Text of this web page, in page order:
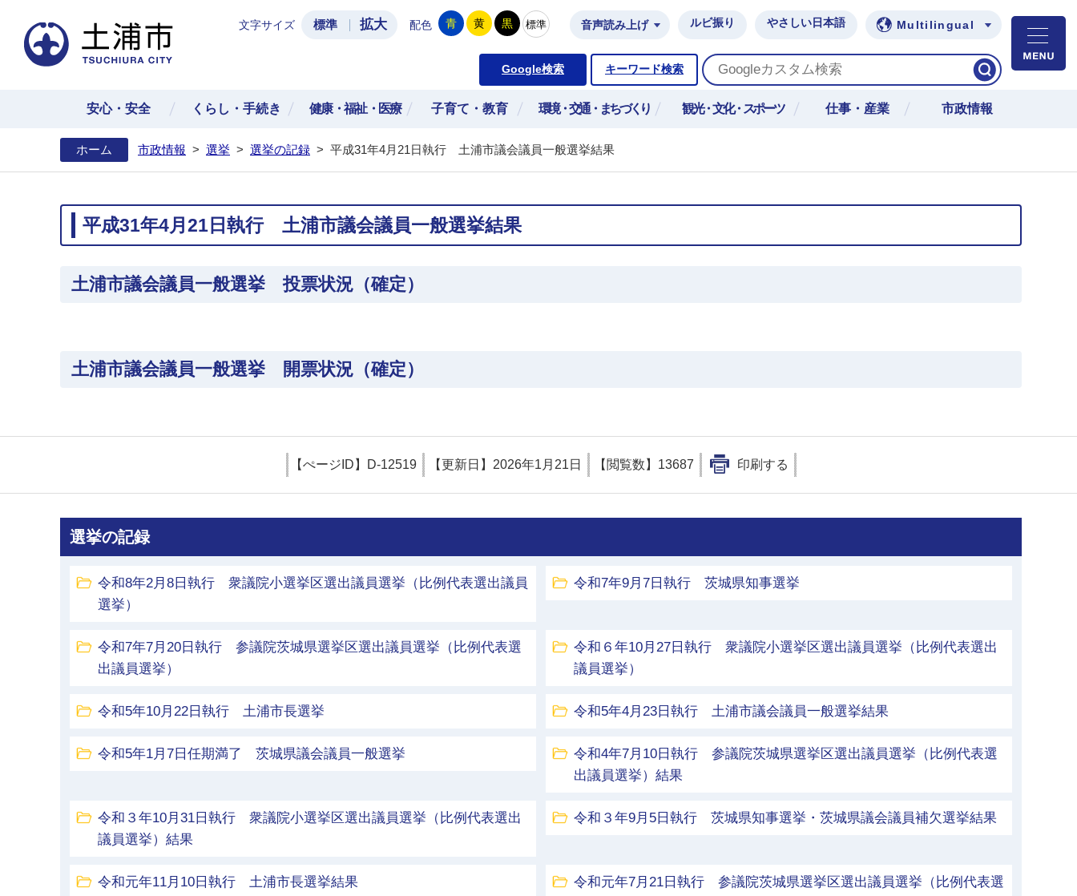
土浦市公式ホームページ
文字サイズ 標準 拡大 配色 青 黄 黒 標準 音声読み上げ ルビ振り やさしい日本語 Multilingual
Google検索 キーワード検索
安心・安全 くらし・手続き 健康・福祉・医療 子育て・教育 環境・交通・まちづくり 観光・文化・スポーツ 仕事・産業 市政情報
ホーム 市政情報 > 選挙 > 選挙の記録 > 平成31年4月21日執行 土浦市議会議員一般選挙結果
平成31年4月21日執行 土浦市議会議員一般選挙結果
土浦市議会議員一般選挙 投票状況（確定）
土浦市議会議員一般選挙 開票状況（確定）
【ぺージID】 D-12519 【更新日】 2026年1月21日 【閲覧数】 13687 印刷する
選挙の記録
令和8年2月8日執行 衆議院小選挙区選出議員選挙（比例代表選出議員
選挙）
令和7年9月7日執行 茨城県知事選挙
令和7年7月20日執行 参議院茨城県選挙区選出議員選挙（比例代表選
出議員選挙）
令和６年10月27日執行 衆議院小選挙区選出議員選挙（比例代表選出
議員選挙）
令和5年10月22日執行 土浦市長選挙 令和5年4月23日執行 土浦市議会議員一般選挙結果
令和5年1月7日任期満了 茨城県議会議員一般選挙
令和4年7月10日執行 参議院茨城県選挙区選出議員選挙（比例代表選
出議員選挙）結果
令和３年10月31日執行 衆議院小選挙区選出議員選挙（比例代表選出
議員選挙）結果
令和３年9月5日執行 茨城県知事選挙・茨城県議会議員補欠選挙結果
令和元年11月10日執行 土浦市長選挙結果
令和元年7月21日執行 参議院茨城県選挙区選出議員選挙（比例代表選